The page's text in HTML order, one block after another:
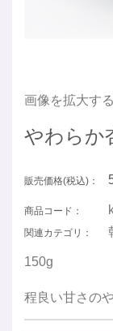
画像を拡大する
やわらか
販売価格(税込)：
商品コード：
関連カテゴリ：
150g
程良い甘さの